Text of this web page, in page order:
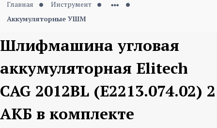
Главная
Инструмент
Аккумуляторные УШМ
Шлифмашина угловая
аккумуляторная Elitech
CAG 2012BL (E2213.074.02) 2
АКБ в комплекте